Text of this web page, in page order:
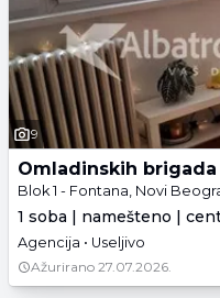
9
Omladinskih brigada
Blok 1 - Fontana, Novi
1 soba | namešteno |
Agencija • Useljivo
Ažurirano 27.07.2026.